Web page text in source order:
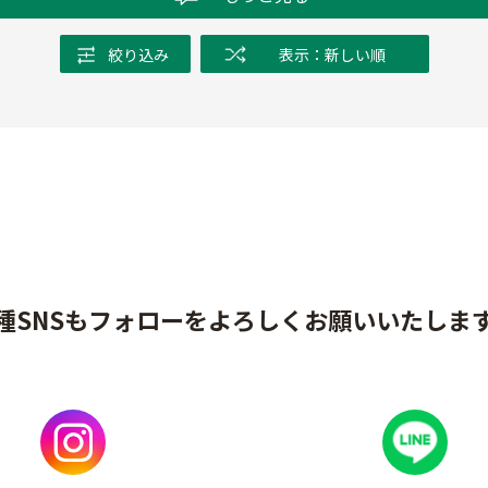
絞り込み 表示：新しい順
SNSもフォローをよろしくお願いいたしま